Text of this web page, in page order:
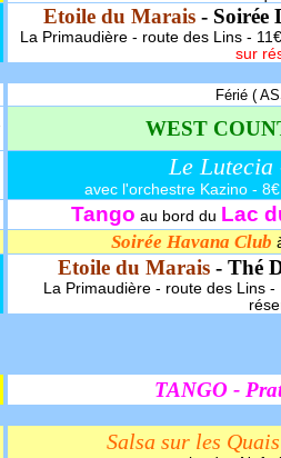
Etoile du Marais- Soirée
La Primaudière - route des Lins -
sur
Férié (
WEST
Le Lutecia
avec l'orchestre Kazino -
Tango au bord du Lac
Soirée Havana Club
Etoile du Marais- Thé
La Primaudière - route des Lins
TANGO -
Salsa sur les Quais